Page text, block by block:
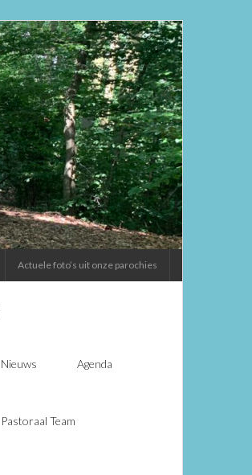
Actuele foto’s uit onze parochies
Nieuws Agenda
Pastoraal Team